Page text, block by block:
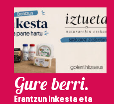
Gure berri.
Erantzun inkesta eta